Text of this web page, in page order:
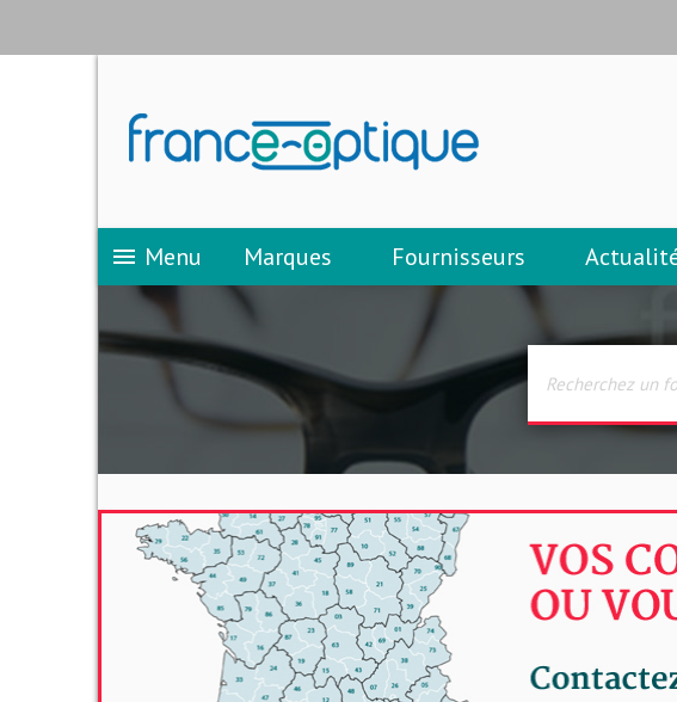
menu Menu Marques Fournisseurs